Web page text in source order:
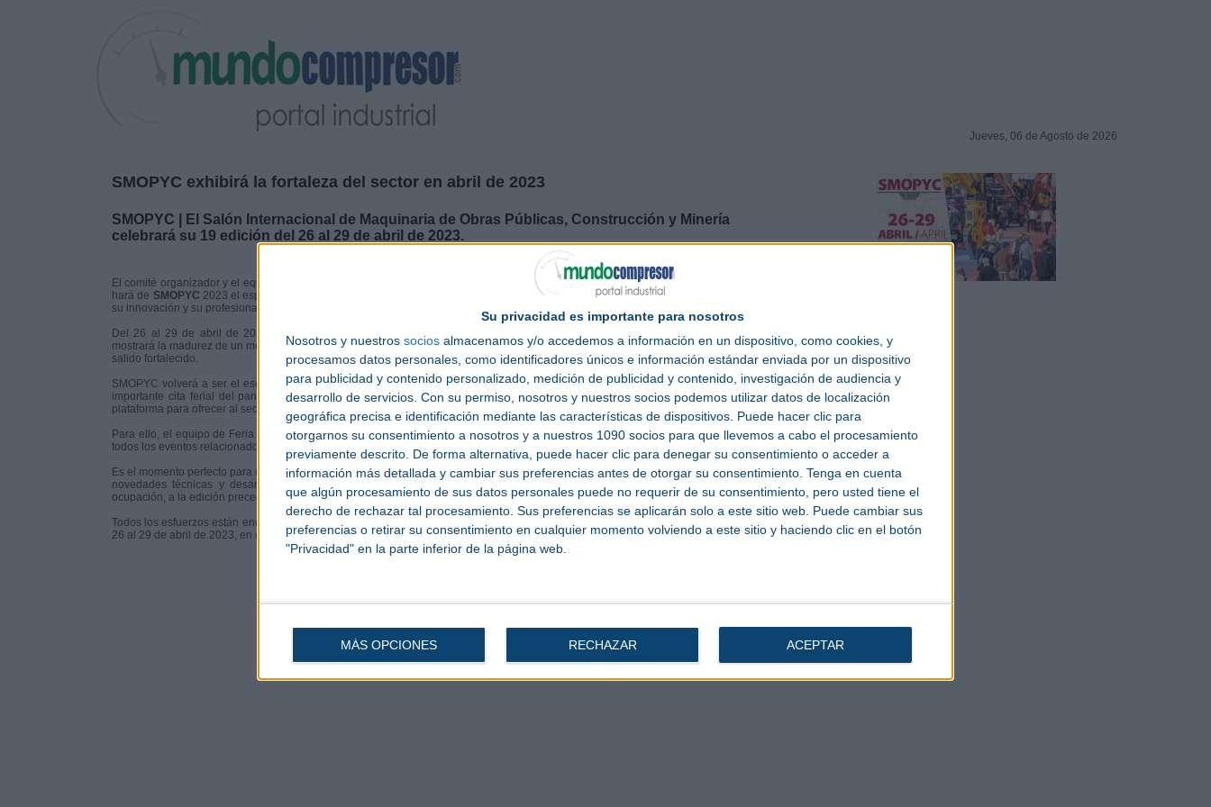
Su privacidad es importante para nosotros
Nosotros y nuestros socios almacenamos y/o accedemos a información en un dispositivo, como cookies, y
procesamos datos personales, como identificadores únicos e información estándar enviada por un dispositivo
para publicidad y contenido personalizado, medición de publicidad y contenido, investigación de audiencia y
desarrollo de servicios. Con su permiso, nosotros y nuestros socios podemos utilizar datos de localización
geográfica precisa e identificación mediante las características de dispositivos. Puede hacer clic para
otorgarnos su consentimiento a nosotros y a nuestros 1090 socios para que llevemos a cabo el procesamiento
previamente descrito. De forma alternativa, puede hacer clic para denegar su consentimiento o acceder a
información más detallada y cambiar sus preferencias antes de otorgar su consentimiento. Tenga en cuenta
que algún procesamiento de sus datos personales puede no requerir de su consentimiento, pero usted tiene el
derecho de rechazar tal procesamiento. Sus preferencias se aplicarán solo a este sitio web. Puede cambiar sus
preferencias o retirar su consentimiento en cualquier momento volviendo a este sitio y haciendo clic en el botón
"Privacidad" en la parte inferior de la página web.
MÁS OPCIONES RECHAZAR ACEPTAR
Jueves, 06 de Agosto de 2026
SMOPYC exhibirá la fortaleza del sector en abril de 2023
SMOPYC | El Salón Internacional de Maquinaria de Obras Públicas, Construcción y Minería
celebrará su 19 edición del 26 al 29 de abril de 2023.
El comité organizador y el equipo de Feria de
han elaborado la estrategia que, junto con el apoyo de asociaciones y empresas,
hará de SMOPYC 2023 el espacio donde se muestre el músculo empresarial de un sector marcado por su gran capacidad de adaptación,
su innovación y su profesionalidad.
Del 26 al 29 de abril de 2023 volverá SMOPYC, el Salón Internacional de
Maquinaria deObras Públicas Construccióny
Minería
mostrará la madurez de un mercado que, tras la crisis sanitaria, y gracias a la inversión realizada, sumado al esfuerzo de las empresas, ha
salido fortalecido.
SMOPYC volverá a ser el escenario para el debate sectorial, la investigación y el conocimiento, manteniendo su posicionamiento como
importante cita ferial del panorama internacional, contando así con la presencia de empresas de los cinco continentes y sirviendo de
plataforma para ofrecer al sector las últimas novedades en maquinaria.
Para ello, el equipo de Feria de Zaragoza trabaja con las empresas y agentes sectoriales, nacionales e internacionales, participando en
todos los eventos relacionados con la obra pública, construcción y minería.
Es el momento perfecto para que las empresas puedan consolidar sus espacios en el salón, presentar su nueva tecnología al concurso de
novedades técnicas y desarrollar su planteamiento de marketing en un evento cuyas perspectivas indican que podrá superar en
ocupación, a la edición precedente.
Todos los esfuerzos están encaminados a que el Salón, que en su próxima convocatoria celebrará su edición número 19, se convierta, del
26 al 29 de abril de 2023, en el epicentro del mercado de la maquinaria de obra pública y construcción.